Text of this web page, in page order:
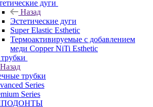
дуги
Назад
Эстетические дуги
Super Elastic Esthetic
Термоактивируемые с добавлением
меди Copper NiTi Esthetic
Назад
трубки
Series
Series